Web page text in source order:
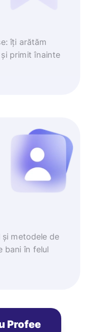
îți arătăm
primit înainte
metodele de
bani în felul
Profee